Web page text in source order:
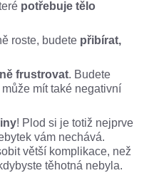
potřebuje tělo
roste, budete přibírat,
frustrovat. Budete
mít také negativní
! Plod si je totiž nejprve
vám nechává.
větší komplikace, než
těhotná nebyla.